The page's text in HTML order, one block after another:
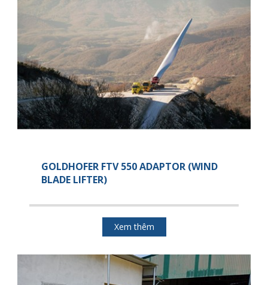
GOLDHOFER FTV 550 ADAPTOR (WIND
BLADE LIFTER)
Xem thêm